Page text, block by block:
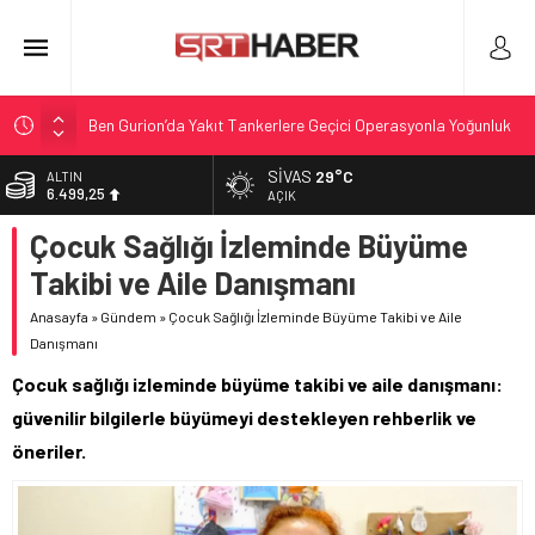
Ben Gurion’da Yakıt Tankerlere Geçici Operasyonla Yoğunluk
Tahliye Davası ve Alt Kiralama İddiası: Reçber Çifti Ata
Nadir Kanserle Mücadele: Sydney Towle Hayatını Kaybetti
Antalya’da Kris Bennett: 4. Evre Beyin Tümörüyle Mücadele
Reçberler Ata Demirağ’a karşı tahliye davası açtı
ALTIN
6.499,25
13.798,82
DOLAR
47,5921
EURO
SIVAS 29°C
AÇIK
Çocuk Sağlığı İzleminde Büyüme
Takibi ve Aile Danışmanı
Anasayfa » Gündem » Çocuk Sağlığı İzleminde Büyüme Takibi ve Aile
Danışmanı
Çocuk sağlığı izleminde büyüme takibi ve aile danışmanı:
güvenilir bilgilerle büyümeyi destekleyen rehberlik ve
öneriler.